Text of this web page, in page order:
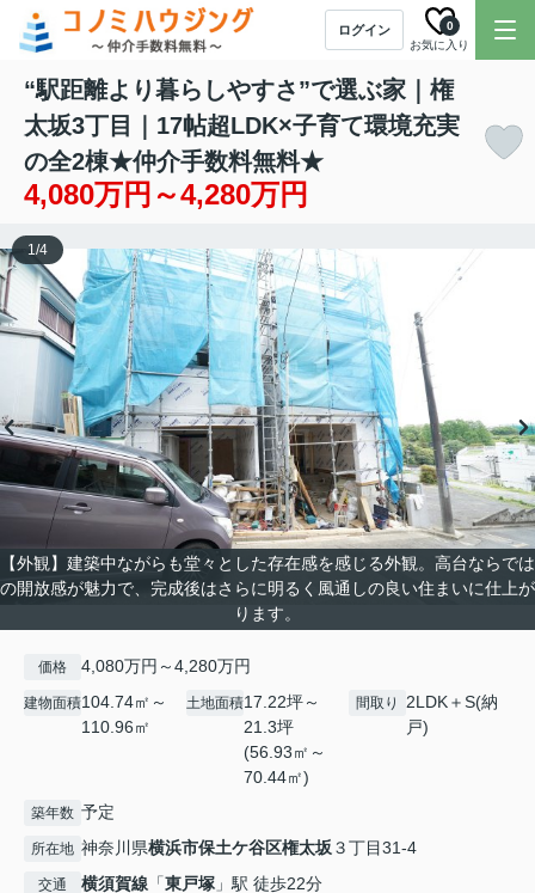
ログイン
お気に入り
0
“駅距離より暮らしやすさ”で選ぶ家｜権
太坂3丁目｜17帖超LDK×子育て環境充実
の全2棟★仲介手数料無料★
4,080万円～4,280万円
【外観】建築中ながらも堂々とした存在感を感じる外観。高台ならでは
の開放感が魅力で、完成後はさらに明るく風通しの良い住まいに仕上が
ります。
1/4
価格 4,080万円～4,280万円
建物面積104.74㎡～
110.96㎡
土地面積17.22坪～
21.3坪
(56.93㎡～
70.44㎡)
間取り
2LDK＋S(納
戸)
築年数 予定
所在地 神奈川県横浜市保土ケ谷区権太坂３丁目31-4
交通 横須賀線 「東戸塚 」駅 徒歩22分